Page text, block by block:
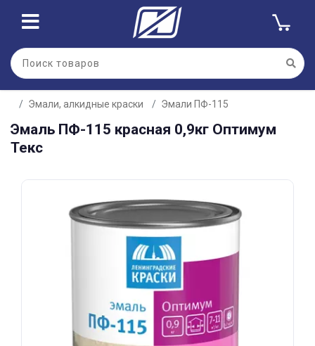
Эмали, алкидные краски Эмали ПФ-115
Эмаль ПФ-115 красная 0,9кг Оптимум
Текс
Для клиентов всех банков
Разбейте
оплатуна части
График платежей
Добавляйте товары